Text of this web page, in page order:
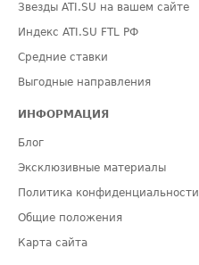
Звезды ATI.SU на вашем сайте
Индекс ATI.SU FTL РФ
Средние ставки
Выгодные направления
ИНФОРМАЦИЯ
Блог
Эксклюзивные материалы
Политика конфиденциальности
Общие положения
Карта сайта